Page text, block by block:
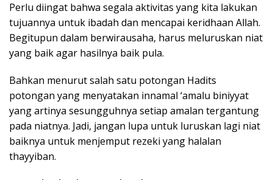
Perlu diingat bahwa segala aktivitas yang kita lakukan
tujuannya untuk ibadah dan mencapai keridhaan Allah.
Begitupun dalam berwirausaha, harus meluruskan niat
yang baik agar hasilnya baik pula.
Bahkan menurut salah satu potongan Hadits
potongan yang menyatakan innamal ‘amalu biniyyat
yang artinya sesungguhnya setiap amalan tergantung
pada niatnya. Jadi, jangan lupa untuk luruskan lagi niat
baiknya untuk menjemput rezeki yang halalan
thayyiban.